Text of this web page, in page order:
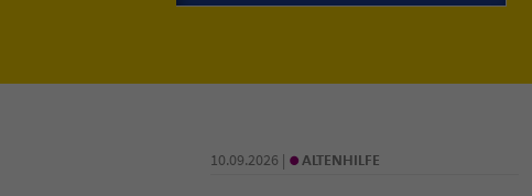
10.09.2026 | • ALTENHILFE